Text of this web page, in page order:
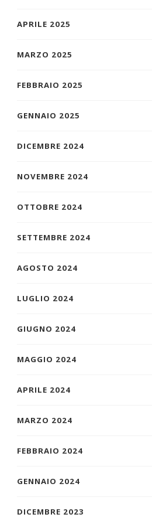
APRILE 2025
MARZO 2025
FEBBRAIO 2025
GENNAIO 2025
DICEMBRE 2024
NOVEMBRE 2024
OTTOBRE 2024
SETTEMBRE 2024
AGOSTO 2024
LUGLIO 2024
GIUGNO 2024
MAGGIO 2024
APRILE 2024
MARZO 2024
FEBBRAIO 2024
GENNAIO 2024
DICEMBRE 2023